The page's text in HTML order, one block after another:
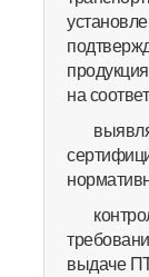
на
выдаче